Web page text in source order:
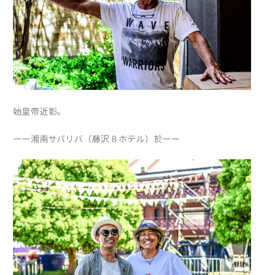
始皇帝近影。
ーー湘南サバリバ（藤沢８ホテル）於ーー